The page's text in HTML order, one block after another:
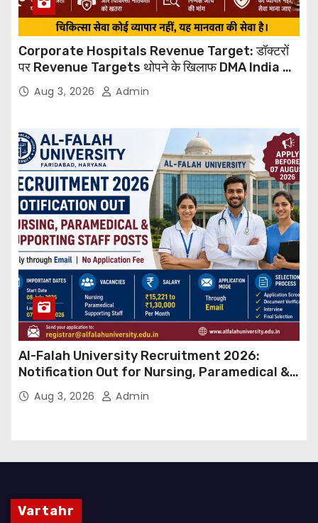
Corporate Hospitals Revenue Target: डॉक्टरों
पर Revenue Targets थोपने के खिलाफ DMA India का
बड़ा कदम, NHRC से Suo Motu जांच की मांग
Aug 3, 2026 Admin
Al-Falah University Recruitment 2026:
Notification Out for Nursing, Paramedical &
Supporting Staff Posts, Apply Through Email
Aug 3, 2026 Admin
Vartahr